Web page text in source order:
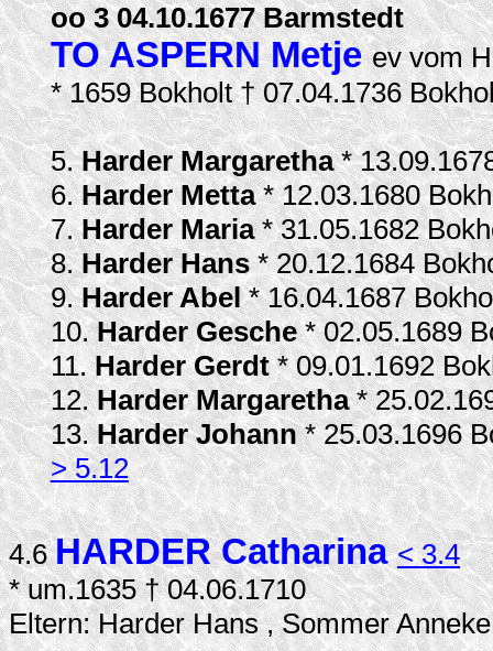
oo 3 04.10.1677 Barmstedt
TO ASPERN Metjeev vom
* 1659 Bokholt † 07.04.1736
5.Harder Margaretha*
6.Harder Metta* 12.03.1680
7.Harder Maria * 31.05.1682
8.Harder Hans* 20.12.1684
9.Harder Abel* 16.04.1687
10.Harder Gesche* 02.05.1689
11.Harder Gerdt* 09.01.1692
12.Harder Margaretha*
13. Harder Johann* 25.03.1696
> 5.12
4.6 HARDER Catharina< 3.4
* um.1635 † 04.06.1710
Eltern: Harder Hans , Sommer Anneke